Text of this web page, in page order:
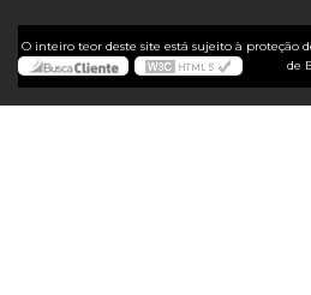
O inteiro teor deste site está sujeito à proteção
de